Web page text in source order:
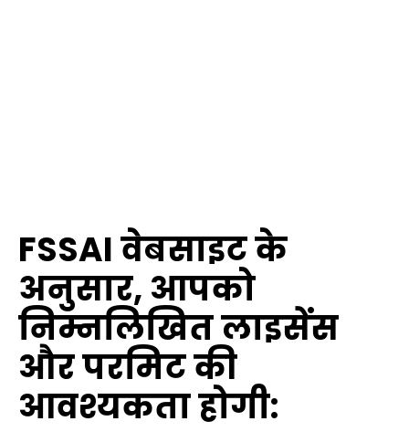
FSSAI वेबसाइट के
अनुसार, आपको
निम्नलिखित लाइसेंस
और परमिट की
आवश्यकता होगी: